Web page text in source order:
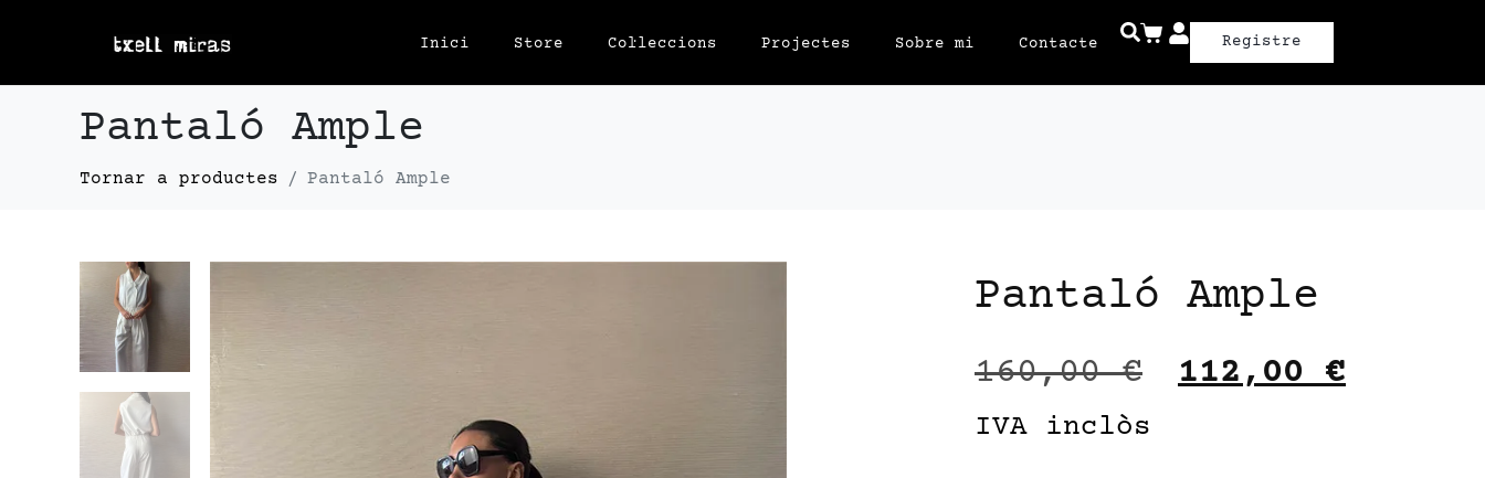
Inici Store Col·leccions Projectes Sobre mi Contacte Registre
Pantaló Ample
Pantaló Ample
Pantaló Ample
160,00€ 112,00€
IVA inclòs